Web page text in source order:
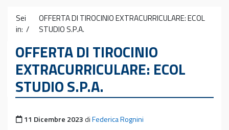
Sei
in: /
OFFERTA DI TIROCINIO EXTRACURRICULARE: ECOL
STUDIO S.P.A.
OFFERTA DI TIROCINIO
EXTRACURRICULARE: ECOL
STUDIO S.P.A.
Pubblicato il
11 Dicembre 2023diFederica Rognini